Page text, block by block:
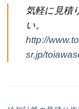
気軽に見積
い。
http://
sr.jp/